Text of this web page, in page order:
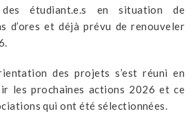
des étudiant.e.s en situation de
d’ores et déjà prévu de renouveler
des projets s’est réuni en
les prochaines actions 2026 et ce
qui ont été sélectionnées.